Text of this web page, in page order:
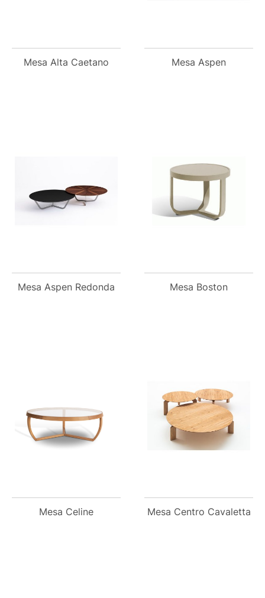
Mesa Alta Caetano Mesa Aspen
Mesa Aspen Redonda Mesa Boston
Mesa Celine Mesa Centro Cavaletta